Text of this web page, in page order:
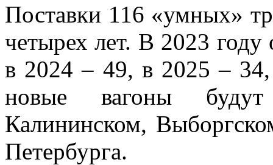
Поставки 116 «умных»
четырех лет. В 2023 году
в 2024 – 49, в 2025 –
новые вагоны
Калининском,
Петербурга.